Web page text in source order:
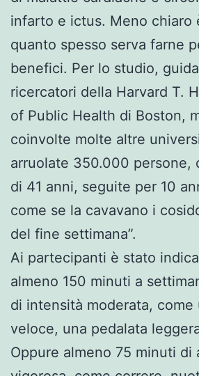
infarto e ictus. Meno chiaro
quanto spesso serva farne
benefici. Per lo studio,
ricercatori della Harvard T.
of Public Health di Boston,
coinvolte molte altre
arruolate 350.000 persone,
di 41 anni, seguite per 10
come se la cavavano i
del fine settimana”.
Ai partecipanti è stato
almeno 150 minuti a
di intensità moderata, come
veloce, una pedalata
Oppure almeno 75 minuti di